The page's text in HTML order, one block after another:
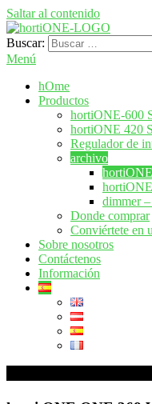
Saltar al contenido
hortione.com
LED crecer sistema de
Buscar:
Menú
hOme
Productos
hortiONE-600
hortiONE 420
Regulador de
archivo
dimmer
Donde comprar
Conviértete en
Sobre nosotros
Contáctenos
Información